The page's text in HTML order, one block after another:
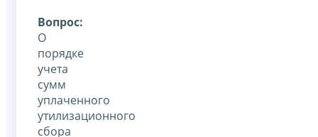
Вопрос:
О
порядке
учета
сумм
уплаченного
утилизационного
сбора